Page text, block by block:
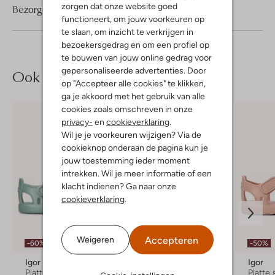
zorgen dat onze website goed
functioneert, om jouw voorkeuren op
te slaan, om inzicht te verkrijgen in
bezoekersgedrag en om een profiel op
te bouwen van jouw online gedrag voor
gepersonaliseerde advertenties. Door
op "Accepteer alle cookies" te klikken,
ga je akkoord met het gebruik van alle
cookies zoals omschreven in onze
privacy- en cookieverklaring
Wil je je voorkeuren wijzigen? Via de
cookieknop onderaan de pagina kun je
jouw toestemming ieder moment
intrekken. Wil je meer informatie of een
klacht indienen? Ga naar onze
cookieverklaring
Weigeren Accepteren
Bezorgen & retourneren
Ook iets voor jou?
-60%
Igor
Platte sandalen
Platte sandalen
-50%
Igor
Platte